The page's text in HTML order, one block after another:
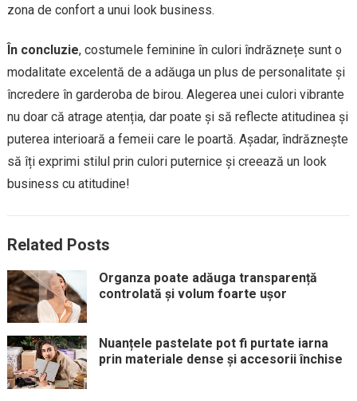
zona de confort a unui look business.
În concluzie, costumele feminine în culori îndrăznețe sunt o
modalitate excelentă de a adăuga un plus de personalitate și
încredere în garderoba de birou. Alegerea unei culori vibrante
nu doar că atrage atenția, dar poate și să reflecte atitudinea și
puterea interioară a femeii care le poartă. Așadar, îndrăznește
să îți exprimi stilul prin culori puternice și creează un look
business cu atitudine!
Related Posts
Organza poate adăuga transparență
controlată și volum foarte ușor
Nuanțele pastelate pot fi purtate iarna
prin materiale dense și accesorii închise